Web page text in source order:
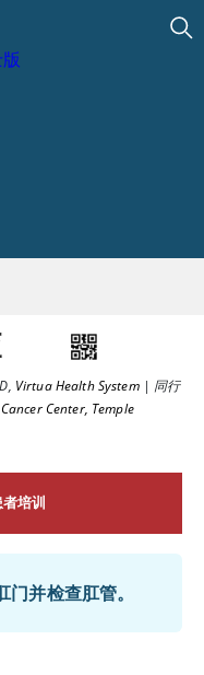
, Virtua Health System| 同行
Center, Temple
培训
并检查肛管。